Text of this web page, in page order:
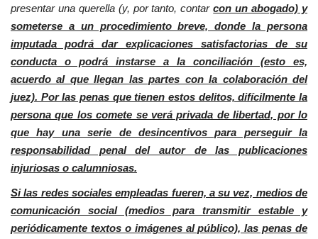
presentar una querella (y, por tanto, contarcon un abogado) y
someterse a un procedimiento breve, donde la persona
imputada podrá dar explicaciones satisfactorias de su
conducta o podrá instarse a la conciliación (esto es,
acuerdo al que llegan las partes con la colaboración del
juez). Por las penas que tienen estos delitos, difícilmente la
persona que los comete se verá privada de libertad, por lo
que hay una serie de desincentivos para perseguir la
responsabilidad penal del autor de las publicaciones
injuriosas o calumniosas.
Si las redes sociales empleadas fueren, a su vez, medios de
comunicación social (medios para transmitir estable y
periódicamente textos o imágenes al público), las penas de